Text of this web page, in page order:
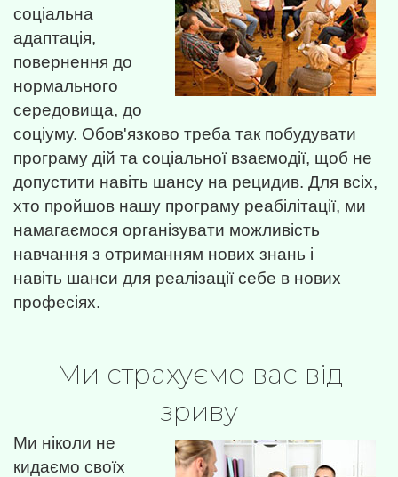
соціальна
адаптація,
повернення до
нормального
середовища, до
соціуму. Обов'язково треба так побудувати
програму дій та соціальної взаємодії, щоб не
допустити навіть шансу на рецидив. Для всіх,
хто пройшов нашу програму реабілітації, ми
намагаємося організувати можливість
навчання з отриманням нових знань і
навіть шанси для реалізації себе в нових
професіях.
Ми страхуємо вас від
зриву
Ми ніколи не
кидаємо своїх